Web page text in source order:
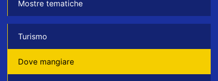
Mostre tematiche
Turismo
Dove mangiare